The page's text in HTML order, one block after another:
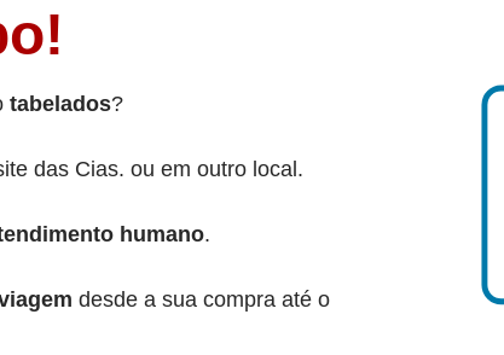
tabelados?
das Cias. ou em outro local.
humano.
desde a sua compra até o